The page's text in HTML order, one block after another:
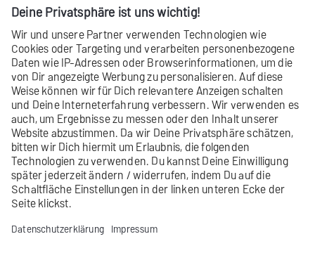
Werten. Weitere Informationen finden Sie
unter Mailing-Einstellungen.
Klicken Sie auf Mailing anlegen .
Sie gelangen in denMail Builder.
Sie haben ein neues Mailing mit
demMail Builderangelegt.